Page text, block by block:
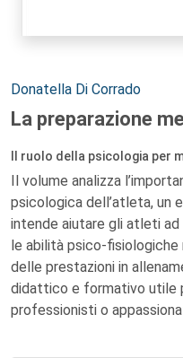
Autori:
Donatella Di Corrado
La preparazione
Il ruolo della psicologia per
Il volume analizza
psicologica dell’atleta, un
intende aiutare gli atleti
le abilità psico-fisiologiche
delle prestazioni in
didattico e formativo utile
professionisti o